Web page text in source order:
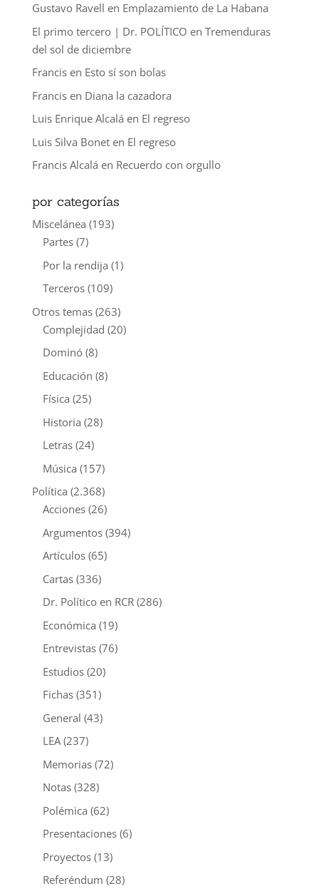
Gustavo Ravell en Emplazamiento de La Habana
El primo tercero | Dr. POLÍTICO en Tremenduras
del sol de diciembre
Francisen Esto sí son bolas
Francisen Diana la cazadora
Luis Enrique Alcalá en El regreso
Luis Silva Boneten El regreso
Francis Alcalá en Recuerdo con orgullo
por categorías
Miscelánea (193)
Partes(7)
Por la rendija (1)
Terceros(109)
Otros temas(263)
Complejidad (20)
Dominó(8)
Educación (8)
Física (25)
Historia (28)
Letras(24)
Música (157)
Política (2.368)
Acciones(26)
Argumentos(394)
Artículos(65)
Cartas(336)
Dr. Político en RCR(286)
Económica (19)
Entrevistas(76)
Estudios(20)
Fichas(351)
General (43)
LEA(237)
Memorias(72)
Notas(328)
Polémica (62)
Presentaciones(6)
Proyectos(13)
Referéndum (28)